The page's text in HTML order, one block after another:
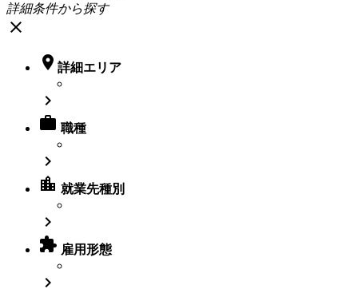
詳細条件から探す
close
 詳細エリア

 職種

location_city 就業先種別

 雇用形態
